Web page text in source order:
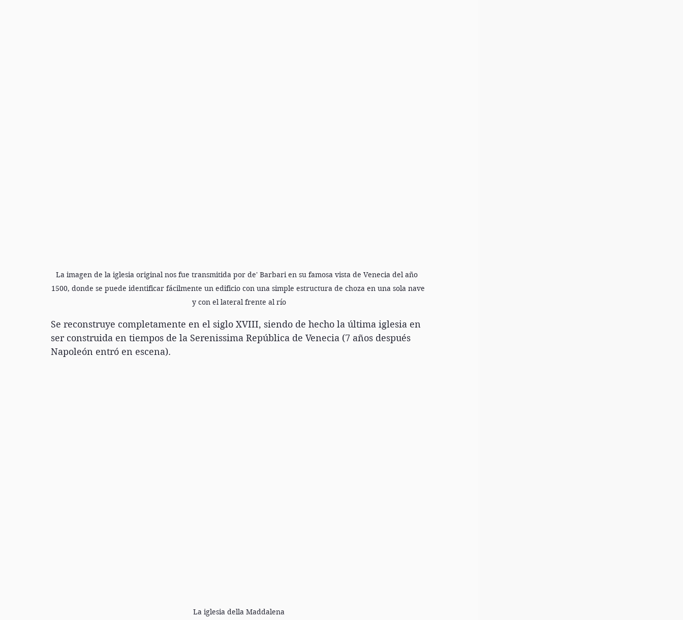
La imagen de la iglesia original nos fue transmitida por de' Barbari en su famosa vista de Venecia del año
1500, donde se puede identificar fácilmente un edificio con una simple estructura de choza en una sola nave
y con el lateral frente al río
Se reconstruye completamente en el siglo XVIII, siendo de hecho la última iglesia en
ser construida en tiempos de la Serenissima República de Venecia (7 años después
Napoleón entró en escena).
La iglesia della Maddalena